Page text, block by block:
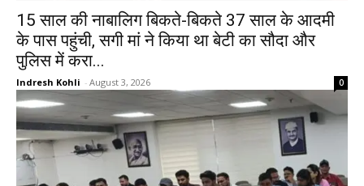
15 साल की नाबालिग बिकते-बिकते 37 साल के आदमी
के पास पहुंची, सगी मां ने किया था बेटी का सौदा और
पुलिस में करा...
Indresh Kohli - August 3, 2026 0